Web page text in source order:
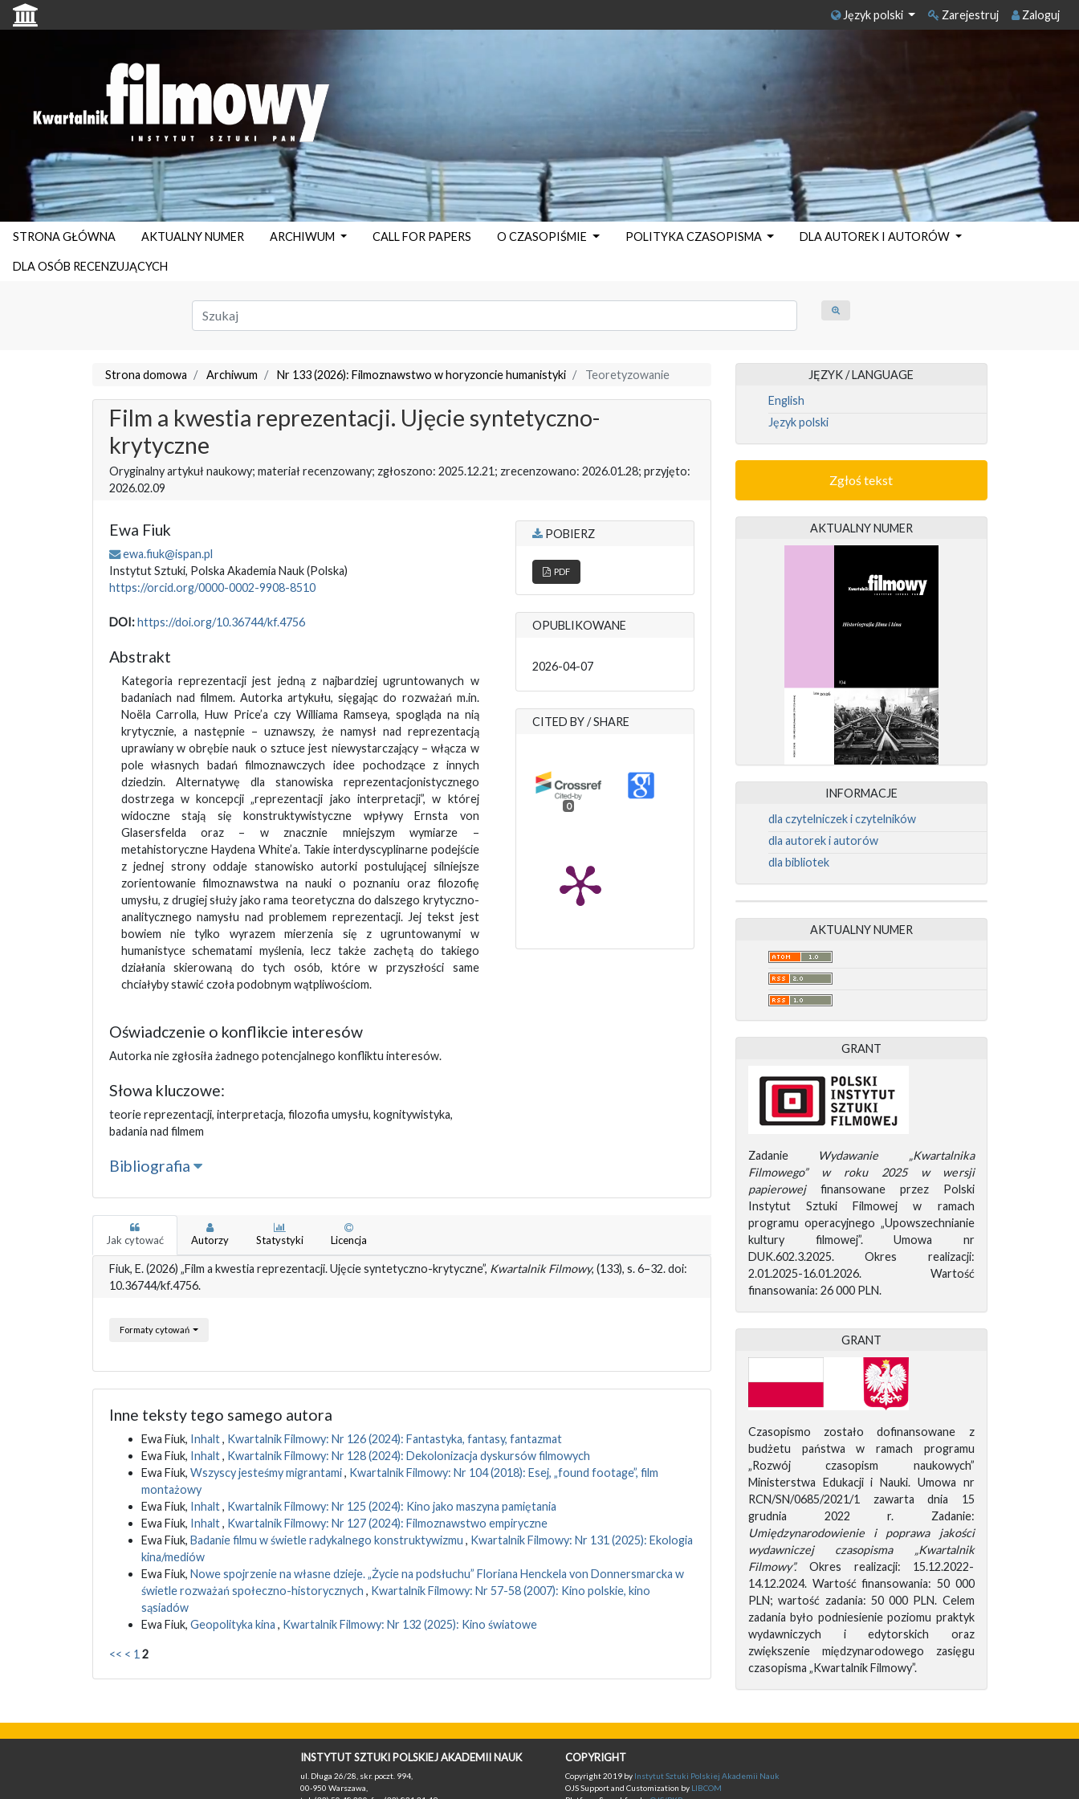
Język polski Zarejestruj Zaloguj
STRONA GŁÓWNA AKTUALNY NUMER ARCHIWUM CALL FOR PAPERS O CZASOPIŚMIE POLITYKA CZASOPISMA DLA AUTOREK I AUTORÓW
DLA OSÓB RECENZUJĄCYCH
Strona domowa Archiwum Nr 133 (2026): Filmoznawstwo w horyzoncie humanistyki Teoretyzowanie
Film a kwestia reprezentacji. Ujęcie syntetyczno-
krytyczne
Oryginalny artykuł naukowy; materiał recenzowany; zgłoszono: 2025.12.21; zrecenzowano: 2026.01.28; przyjęto:
2026.02.09
Ewa Fiuk
ewa.fiuk@ispan.pl
Instytut Sztuki, Polska Akademia Nauk(Polska)
https://orcid.org/0000-0002-9908-8510
DOI:https://doi.org/10.36744/kf.4756
Abstrakt
Kategoria reprezentacji jest jedną z najbardziej ugruntowanych w
badaniach nad filmem. Autorka artykułu, sięgając do rozważań m.in.
Noëla Carrolla, Huw Price’a czy Williama Ramseya, spogląda na nią
krytycznie, a następnie – uznawszy, że namysł nad reprezentacją
uprawiany w obrębie nauk o sztuce jest niewystarczający – włącza w
pole własnych badań filmoznawczych idee pochodzące z innych
dziedzin. Alternatywę dla stanowiska reprezentacjonistycznego
dostrzega w koncepcji „reprezentacji jako interpretacji”, w której
widoczne stają się konstruktywistyczne wpływy Ernsta von
Glasersfelda oraz – w znacznie mniejszym wymiarze –
metahistoryczne Haydena White’a. Takie interdyscyplinarne podejście
z jednej strony oddaje stanowisko autorki postulującej silniejsze
zorientowanie filmoznawstwa na nauki o poznaniu oraz filozofię
umysłu, z drugiej służy jako rama teoretyczna do dalszego krytyczno-
analitycznego namysłu nad problemem reprezentacji. Jej tekst jest
bowiem nie tylko wyrazem mierzenia się z ugruntowanymi w
humanistyce schematami myślenia, lecz także zachętą do takiego
działania skierowaną do tych osób, które w przyszłości same
chciałyby stawić czoła podobnym wątpliwościom.
Oświadczenie o konflikcie interesów
Autorka nie zgłosiła żadnego potencjalnego konfliktu interesów.
Słowa kluczowe:
teorie reprezentacji, interpretacja, filozofia umysłu, kognitywistyka,
badania nad filmem
Bibliografia
POBIERZ
PDF
OPUBLIKOWANE
2026-04-07
CITED BY / SHARE
0
Jak cytować Autorzy Statystyki Licencja
Fiuk, E. (2026) „Film a kwestia reprezentacji. Ujęcie syntetyczno-krytyczne”, Kwartalnik Filmowy, (133), s. 6–32. doi:
10.36744/kf.4756.
Formaty cytowań
Inne teksty tego samego autora
Ewa Fiuk, Inhalt, Kwartalnik Filmowy: Nr 126 (2024): Fantastyka, fantasy, fantazmat
Ewa Fiuk, Inhalt, Kwartalnik Filmowy: Nr 128 (2024): Dekolonizacja dyskursów filmowych
Ewa Fiuk, Wszyscy jesteśmy migrantami, Kwartalnik Filmowy: Nr 104 (2018): Esej, „found footage”, film
montażowy
Ewa Fiuk, Inhalt, Kwartalnik Filmowy: Nr 125 (2024): Kino jako maszyna pamiętania
Ewa Fiuk, Inhalt, Kwartalnik Filmowy: Nr 127 (2024): Filmoznawstwo empiryczne
Ewa Fiuk, Badanie filmu w świetle radykalnego konstruktywizmu , Kwartalnik Filmowy: Nr 131 (2025): Ekologia
kina/mediów
Ewa Fiuk, Nowe spojrzenie na własne dzieje. „Życie na podsłuchu” Floriana Henckela von Donnersmarcka w
świetle rozważań społeczno-historycznych , Kwartalnik Filmowy: Nr 57-58 (2007): Kino polskie, kino
sąsiadów
Ewa Fiuk, Geopolityka kina , Kwartalnik Filmowy: Nr 132 (2025): Kino światowe
<< < 1 2
JĘZYK / LANGUAGE
English
Język polski
Zgłoś tekst
AKTUALNY NUMER
INFORMACJE
dla czytelniczek i czytelników
dla autorek i autorów
dla bibliotek
AKTUALNY NUMER
GRANT
Zadanie
Wydawanie „Kwartalnika
Filmowego” w roku 2025 w wersji
papierowejfinansowane przez Polski
Instytut Sztuki Filmowej w ramach
programu operacyjnego „Upowszechnianie
kultury filmowej”. Umowa nr
DUK.602.3.2025. Okres realizacji:
2.01.2025-16.01.2026. Wartość
finansowania: 26 000 PLN.
GRANT
Czasopismo zostało dofinansowane z
budżetu państwa w ramach programu
„Rozwój czasopism naukowych”
Ministerstwa Edukacji i Nauki. Umowa nr
RCN/SN/0685/2021/1 zawarta dnia 15
grudnia 2022 r. Zadanie:
Umiędzynarodowienie i poprawa jakości
wydawniczej czasopisma „Kwartalnik
Filmowy”.Okres realizacji: 15.12.2022-
14.12.2024. Wartość finansowania: 50 000
PLN; wartość zadania: 50 000 PLN. Celem
zadania było podniesienie poziomu praktyk
wydawniczych i edytorskich oraz
zwiększenie międzynarodowego zasięgu
czasopisma „Kwartalnik Filmowy”.
INSTYTUT SZTUKI POLSKIEJ AKADEMII NAUK
ul. Długa 26/28, skr. poczt. 994,
00-950 Warszawa,
COPYRIGHT
Copyright 2019 by Instytut Sztuki Polskiej Akademii Nauk
OJS Support and Customization by LIBCOM